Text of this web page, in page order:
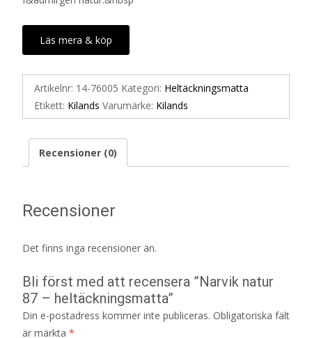
Läs mera & köp
Artikelnr: 14-76005 Kategori: Heltäckningsmatta
Etikett: Kilands Varumärke: Kilands
Recensioner (0)
Recensioner
Det finns inga recensioner än.
Bli först med att recensera ”Narvik natur
87 – heltäckningsmatta”
Din e-postadress kommer inte publiceras. Obligatoriska fält
är märkta *